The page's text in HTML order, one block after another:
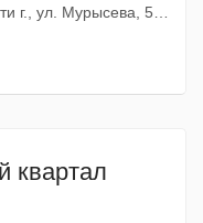
г., ул. Мурысева, 59а